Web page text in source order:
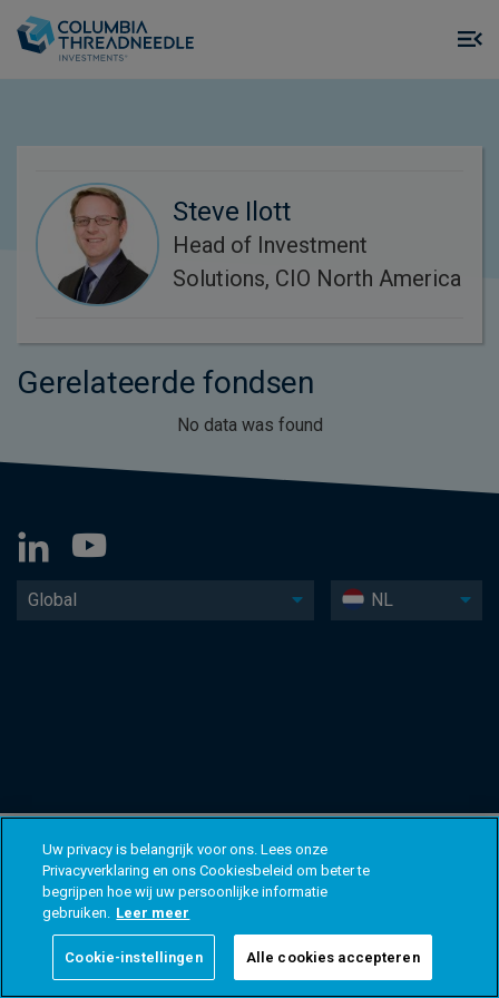
Steve Ilott
Head of Investment
Solutions, CIO North America
Gerelateerde fondsen
No data was found
Global NL
Uw privacy is belangrijk voor ons. Lees onze
Privacyverklaring en ons Cookiesbeleid om beter te
begrijpen hoe wij uw persoonlijke informatie
gebruiken. Leer meer
Cookie-instellingen Alle cookies accepteren